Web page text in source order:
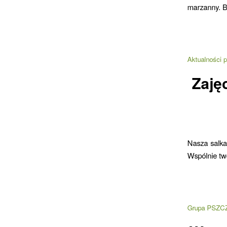
marzanny.
Aktualności
Nasza
Wspólnie
Grupa